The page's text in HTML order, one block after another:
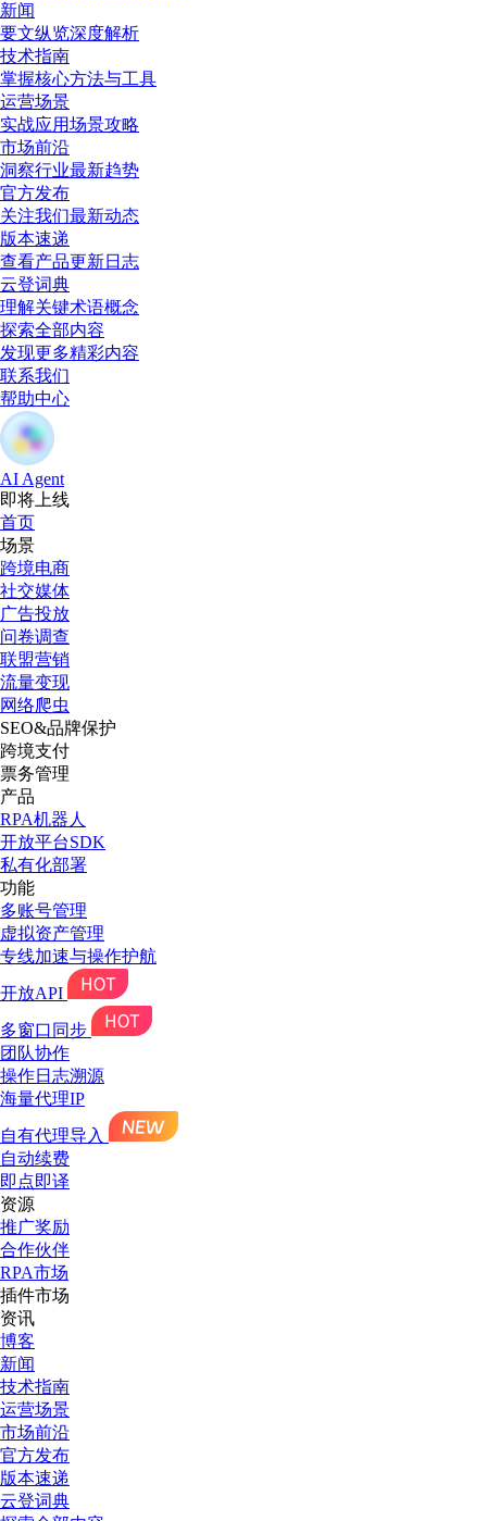
新闻
要文纵览深度解析
技术指南
掌握核心方法与工具
运营场景
实战应用场景攻略
市场前沿
洞察行业最新趋势
官方发布
关注我们最新动态
版本速递
查看产品更新日志
云登词典
理解关键术语概念
探索全部内容
发现更多精彩内容
联系我们
帮助中心
AI Agent
即将上线
首页
场景
跨境电商
社交媒体
广告投放
问卷调查
联盟营销
流量变现
网络爬虫
SEO&品牌保护
跨境支付
票务管理
产品
RPA机器人
开放平台SDK
私有化部署
功能
多账号管理
虚拟资产管理
专线加速与操作护航
开放API
多窗口同步
团队协作
操作日志溯源
海量代理IP
自有代理导入
自动续费
即点即译
资源
推广奖励
合作伙伴
RPA市场
插件市场
资讯
博客
新闻
技术指南
运营场景
市场前沿
官方发布
版本速递
云登词典